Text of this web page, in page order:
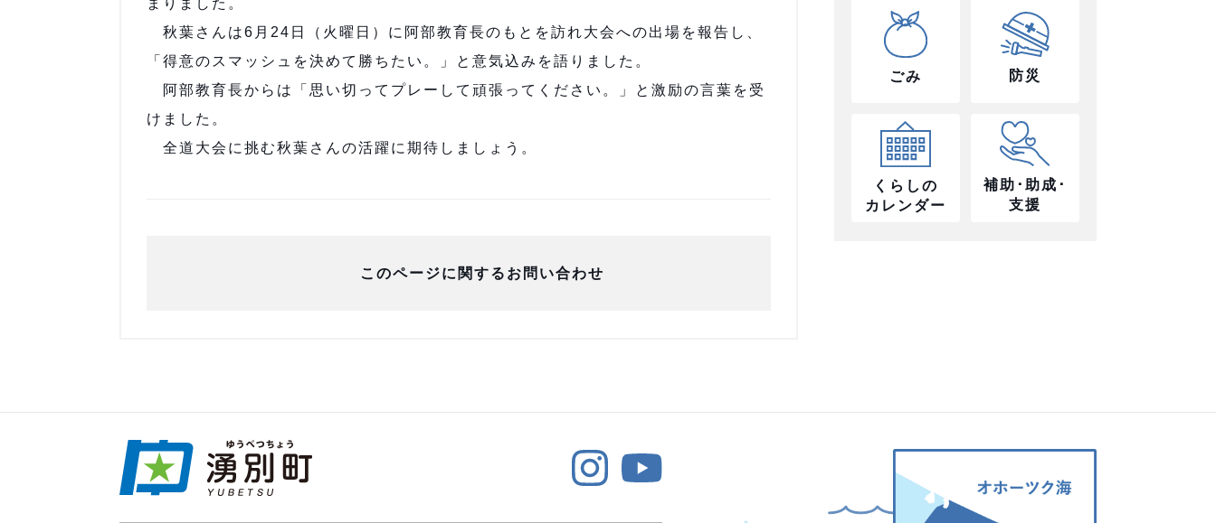
まりました。
秋葉さんは6月24日（火曜日）に阿部教育長のもとを訪れ大会への出場を報告し、
「得意のスマッシュを決めて勝ちたい。」と意気込みを語りました。
阿部教育長からは「思い切ってプレーして頑張ってください。」と激励の言葉を受
けました。
全道大会に挑む秋葉さんの活躍に期待しましょう。
このページに関するお問い合わせ
ごみ 防災
くらしの
カレンダー
補助･助成･
支援